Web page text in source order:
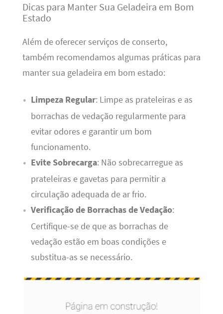
Dicas para Manter Sua Geladeira em Bom
Estado
Além de oferecer serviços de conserto,
também recomendamos algumas práticas para
manter sua geladeira em bom estado:
Limpeza Regular: Limpe as prateleiras e as
borrachas de vedação regularmente para
evitar odores e garantir um bom
funcionamento.
Evite Sobrecarga: Não sobrecarregue as
prateleiras e gavetas para permitir a
circulação adequada de ar frio.
Verificação de Borrachas de Vedação:
Certifique-se de que as borrachas de
vedação estão em boas condições e
substitua-as se necessário.